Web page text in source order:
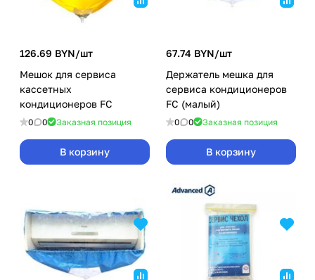
126.69 BYN/шт
Мешок для сервиса
кассетных
кондиционеров FC
0 0 Заказная позиция
В корзину
67.74 BYN/шт
Держатель мешка для
сервиса кондиционеров
FC (малый)
0 0 Заказная позиция
В корзину